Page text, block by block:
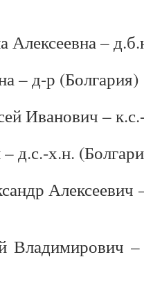
–
– д-р (Болгария)
Иванович –
д.с.-х.н.
Владимирович